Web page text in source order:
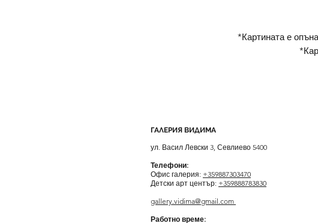
*Картината е
ГАЛЕРИЯ ВИДИМА
ул. Васил Левски 3, Севлиево 5400
Телефони:
Офис галерия: +359887303470
Детски арт център: +359888783830
gallery.vidima@gmail.com
Работно време: